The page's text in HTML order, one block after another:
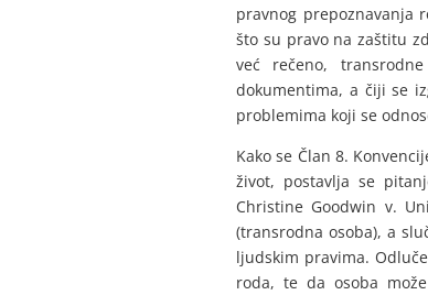
pravnog prepoznavanja
što su pravo na zaštitu
već rečeno,
dokumentima, a čiji se
problemima koji se
Kako se Član 8.
život, postavlja se
Christine Goodwin v.
(transrodna osoba), a
ljudskim pravima.
roda, te da osoba